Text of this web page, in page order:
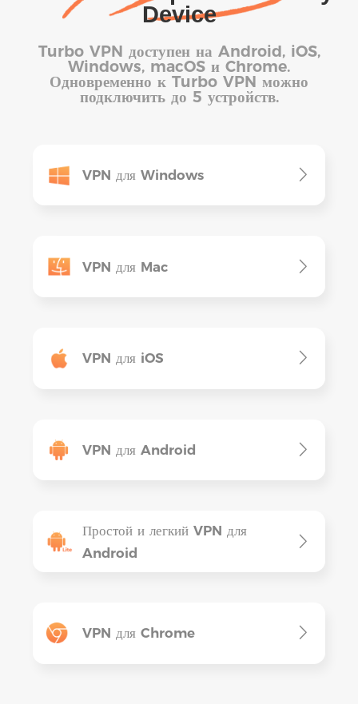
Device
Turbo VPN доступен на Android, iOS,
Windows, macOS и Chrome.
Одновременно к Turbo VPN можно
подключить до 5 устройств.
VPN для Windows
VPN для Mac
VPN для iOS
VPN для Android
Простой и легкий VPN для
Android
VPN для Chrome